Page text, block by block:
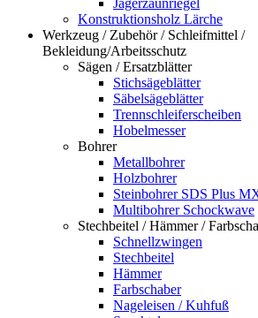
Jägerzaunriegel
Konstruktionsholz Lärche
Werkzeug / Zubehör / Schleifmittel /
Bekleidung/Arbeitsschutz
Sägen / Ersatzblätter
Stichsägeblätter
Säbelsägeblätter
Trennschleiferscheiben
Hobelmesser
Bohrer
Metallbohrer
Holzbohrer
Steinbohrer SDS Plus
Multibohrer Schockwave
Stechbeitel / Hämmer /
Schnellzwingen
Stechbeitel
Hämmer
Farbschaber
Nageleisen / Kuhfuß